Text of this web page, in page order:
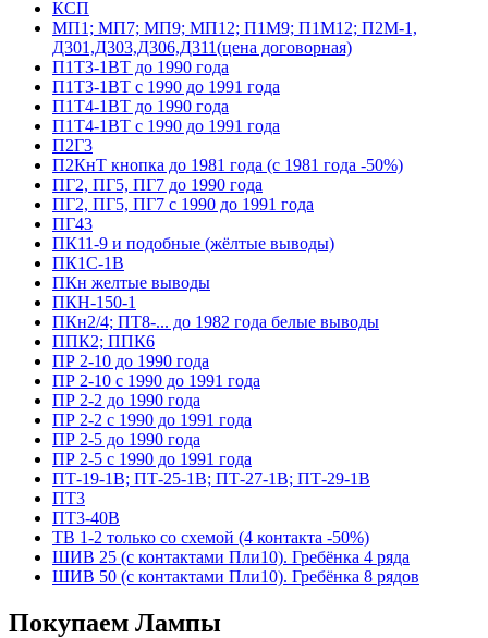
КСП
МП1; МП7; МП9; МП12; П1М9; П1М12; П2М-1,
Д301,Д303,Д306,Д311(цена договорная)
П1Т3-1ВТ до 1990 года
П1Т3-1ВТ с 1990 до 1991 года
П1Т4-1ВТ до 1990 года
П1Т4-1ВТ с 1990 до 1991 года
П2Г3
П2КнТ кнопка до 1981 года (с 1981 года -50%)
ПГ2, ПГ5, ПГ7 до 1990 года
ПГ2, ПГ5, ПГ7 с 1990 до 1991 года
ПГ43
ПК11-9 и подобные (жёлтые выводы)
ПК1С-1В
ПКн желтые выводы
ПКН-150-1
ПКн2/4; ПТ8-... до 1982 года белые выводы
ППК2; ППК6
ПР 2-10 до 1990 года
ПР 2-10 с 1990 до 1991 года
ПР 2-2 до 1990 года
ПР 2-2 с 1990 до 1991 года
ПР 2-5 до 1990 года
ПР 2-5 с 1990 до 1991 года
ПТ-19-1В; ПТ-25-1В; ПТ-27-1В; ПТ-29-1В
ПТ3
ПТ3-40В
ТВ 1-2 только со схемой (4 контакта -50%)
ШИВ 25 (с контактами Пли10). Гребёнка 4 ряда
ШИВ 50 (с контактами Пли10). Гребёнка 8 рядов
Покупаем Лампы